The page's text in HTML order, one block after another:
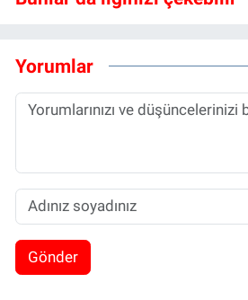
Yorumlar
Gönder